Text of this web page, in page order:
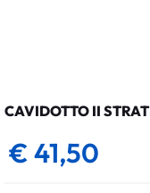
CAVIDOTTO II
€ 41,50